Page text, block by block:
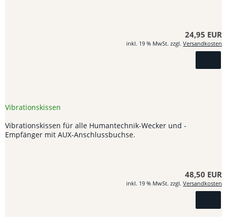
24,95 EUR
inkl. 19 % MwSt. zzgl. Versandkosten
Vibrationskissen
Vibrationskissen für alle Humantechnik-Wecker und -
Empfänger mit AUX-Anschlussbuchse.
48,50 EUR
inkl. 19 % MwSt. zzgl. Versandkosten